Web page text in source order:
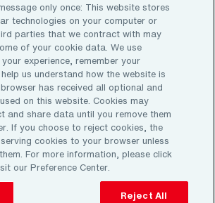
BY AON
By Aon
only once: This website stores
technologies on your computer or
parties that we contract with may
of your cookie data. We use
experience, remember your
us understand how the website is
has received all optional and
on this website. Cookies may
and share data until you remove them
If you choose to reject cookies, the
cookies to your browser unless
For more information, please click
our Preference Center.
Reject All